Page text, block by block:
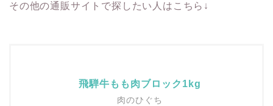
その他の通販サイトで探したい人はこちら↓
飛騨牛もも肉ブロック1kg
肉のひぐち